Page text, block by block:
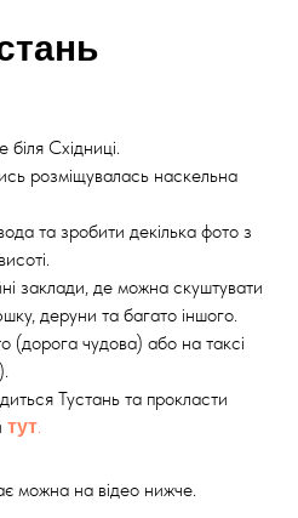
Східниці.
розміщувалась наскельна
та зробити декілька фото з
заклади, де можна скуштувати
деруни та багато іншого.
(дорога чудова) або на таксі
Тустань та прокласти
тут.
можна на відео нижче.